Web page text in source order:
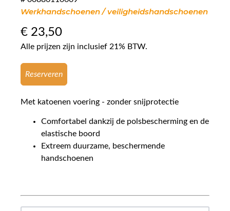
Werkhandschoenen / veiligheidshandschoenen
€ 23,50
Alle prijzen zijn inclusief 21% BTW.
Reserveren
Met katoenen voering - zonder snijprotectie
Comfortabel dankzij de polsbescherming en de
elastische boord
Extreem duurzame, beschermende
handschoenen